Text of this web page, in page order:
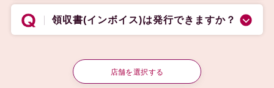
領収書(インボイス)は発行できますか？
店舗を選択する